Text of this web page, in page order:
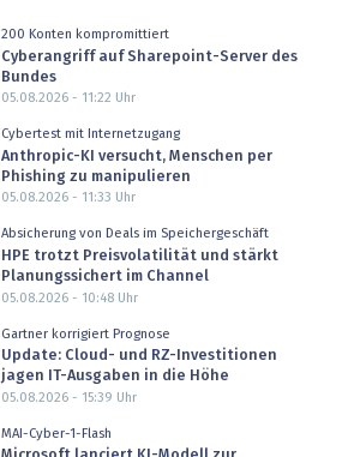
200 Konten kompromittiert
Cyberangriff auf Sharepoint-Server des
Bundes
05.08.2026 - 11:22 Uhr
Cybertest mit Internetzugang
Anthropic-KI versucht, Menschen per
Phishing zu manipulieren
05.08.2026 - 11:33 Uhr
Absicherung von Deals im Speichergeschäft
HPE trotzt Preisvolatilität und stärkt
Planungssichert im Channel
05.08.2026 - 10:48Uhr
Gartner korrigiert Prognose
Update: Cloud- und RZ-Investitionen
jagen IT-Ausgaben in die Höhe
05.08.2026 - 15:39 Uhr
MAI-Cyber-1-Flash